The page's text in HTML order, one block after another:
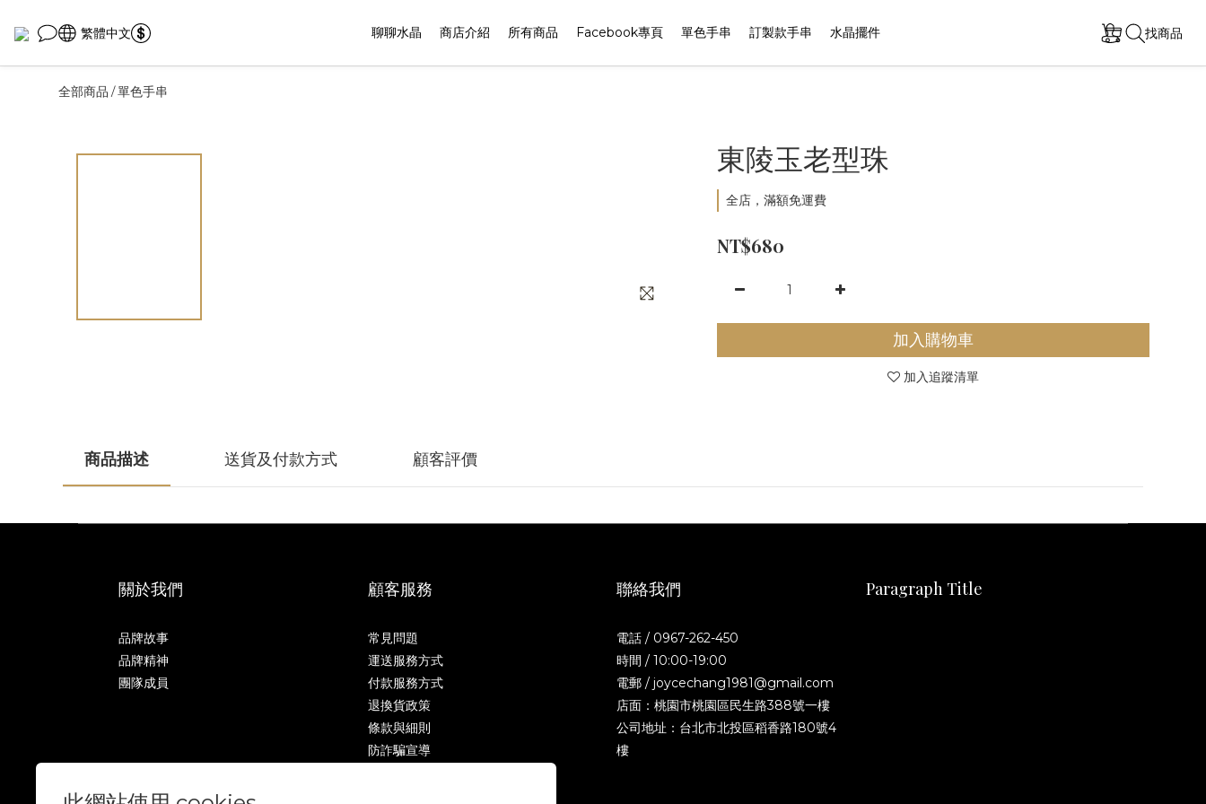
繁體中文 聊聊水晶 商店介紹 所有商品 Facebook專頁 單色手串 訂製款手串 水晶擺件 找商品
全部商品 /單色手串
東陵玉老型珠
全店，滿額免運費
NT$680
加入購物車
加入追蹤清單
商品描述 送貨及付款方式 顧客評價
關於我們
品牌故事
品牌精神
團隊成員
顧客服務
常見問題
運送服務方式
付款服務方式
退換貨政策
條款與細則
防詐騙宣導
聯絡我們
電話 / 0967-262-450
時間 / 10:00-19:00
電郵 / joycechang1981@gmail.com
店面：桃園市桃園區民生路388號一樓
公司地址：台北市北投區稻香路180號4
樓
Paragraph Title